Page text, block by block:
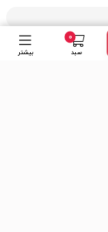
0
سبد بیشتر